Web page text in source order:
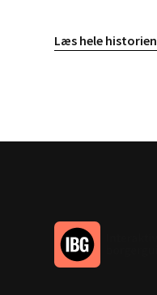
Læs hele historien